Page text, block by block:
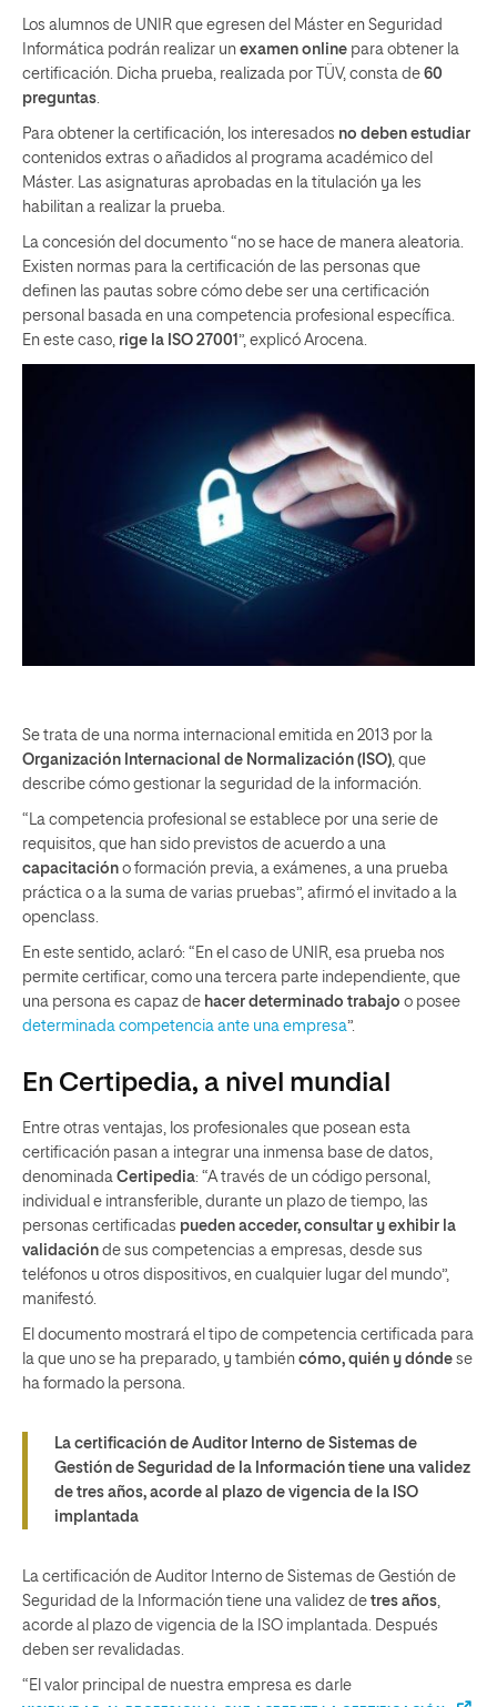
Los alumnos de UNIR que egresen del Máster en Seguridad
Informática podrán realizar un examen online para obtener la
certificación. Dicha prueba, realizada por TÜV, consta de 60
preguntas.
Para obtener la certificación, los interesados no deben estudiar
contenidos extras o añadidos al programa académico del
Máster. Las asignaturas aprobadas en la titulación ya les
habilitan a realizar la prueba.
La concesión del documento “no se hace de manera aleatoria.
Existen normas para la certificación de las personas que
definen las pautas sobre cómo debe ser una certificación
personal basada en una competencia profesional específica.
En este caso, rige la ISO 27001 ”, explicó Arocena.
Se trata de una norma internacional emitida en 2013 por la
Organización Internacional de Normalización (ISO), que
describe cómo gestionar la seguridad de la información.
“La competencia profesional se establece por una serie de
requisitos, que han sido previstos de acuerdo a una
capacitación o formación previa, a exámenes, a una prueba
práctica o a la suma de varias pruebas”, afirmó el invitado a la
openclass.
En este sentido, aclaró: “En el caso de UNIR, esa prueba nos
permite certificar, como una tercera parte independiente, que
una persona es capaz de hacer determinado trabajo o posee
determinada competencia ante una empresa”.
En Certipedia, a nivel mundial
Entre otras ventajas, los profesionales que posean esta
certificación pasan a integrar una inmensa base de datos,
denominada Certipedia: “A través de un código personal,
individual e intransferible, durante un plazo de tiempo, las
personas certificadas pueden acceder, consultar y exhibir la
validación de sus competencias a empresas, desde sus
teléfonos u otros dispositivos, en cualquier lugar del mundo”,
manifestó.
El documento mostrará el tipo de competencia certificada para
la que uno se ha preparado, y también cómo, quién y dónde se
ha formado la persona.
La certificación de Auditor Interno de Sistemas de
Gestión de Seguridad de la Información tiene una validez
de tres años, acorde al plazo de vigencia de la ISO
implantada
La certificación de Auditor Interno de Sistemas de Gestión de
Seguridad de la Información tiene una validez de tres años,
acorde al plazo de vigencia de la ISO implantada. Después
deben ser revalidadas.
“El valor principal de nuestra empresa es darle